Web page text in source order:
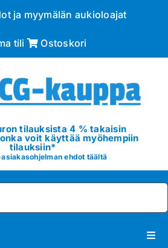
ja myymälän aukioloajat
tili Ostoskori
tilauksista 4 % takaisin
voit käyttää myöhempiin
tilauksiin*
ehdot täältä